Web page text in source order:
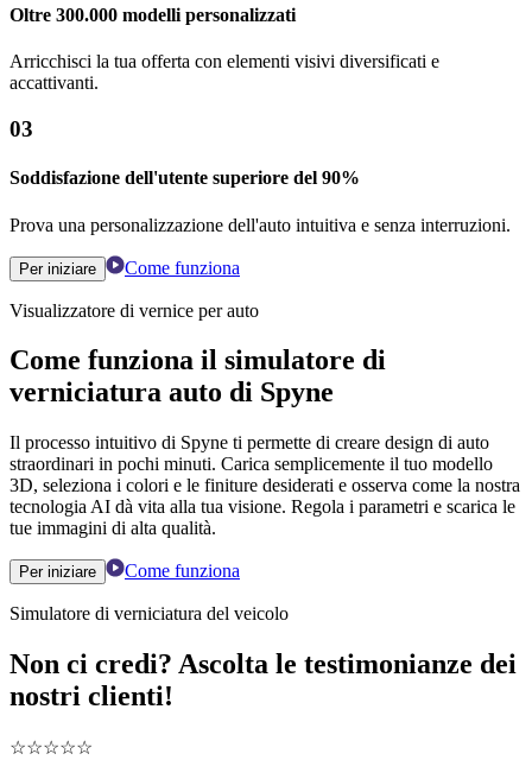
Oltre 300.000 modelli personalizzati
Arricchisci la tua offerta con elementi visivi diversificati e
accattivanti.
03
Soddisfazione dell'utente superiore del 90%
Prova una personalizzazione dell'auto intuitiva e senza interruzioni.
Per iniziare Come funziona
Visualizzatore di vernice per auto
Come funziona il simulatore di
verniciatura auto di Spyne
Il processo intuitivo di Spyne ti permette di creare design di auto
straordinari in pochi minuti. Carica semplicemente il tuo modello
3D, seleziona i colori e le finiture desiderati e osserva come la nostra
tecnologia AI dà vita alla tua visione. Regola i parametri e scarica le
tue immagini di alta qualità.
Per iniziare Come funziona
Simulatore di verniciatura del veicolo
Non ci credi? Ascolta le testimonianze dei
nostri clienti!
☆☆☆☆☆